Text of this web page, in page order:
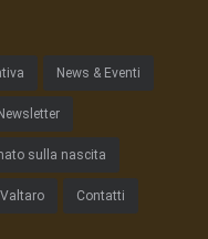
News & Eventi
sulla nascita
Contatti